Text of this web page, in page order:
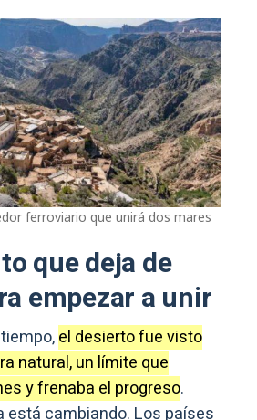
ferroviario que unirá dos mares
que deja de
empezar a unir
el desierto fue visto
natural, un límite que
y frenaba el progreso.
está cambiando. Los países